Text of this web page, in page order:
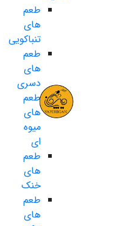
طعم
های
تنباکویی
طعم
های
دسری
طعم
های
میوه
ای
طعم
های
خنک
طعم
های